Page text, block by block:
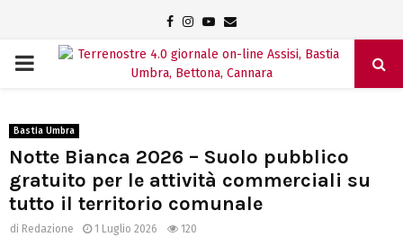
Facebook
Instagram
Youtube
Email
PRIMARY
Bastia Umbra
Notte Bianca 2026 – Suolo pubblico
gratuito per le attività commerciali su
tutto il territorio comunale
di Redazione 1 Luglio 2026 120